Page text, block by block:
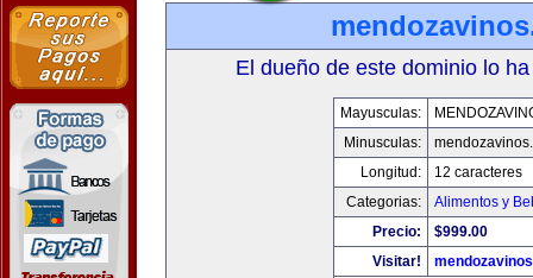
El dueño de este dominio lo
Mayusculas:
Minusculas:
Longitud:
12 caracteres
Categorias:
Alimentos y
Precio:
$999.00
Visitar!